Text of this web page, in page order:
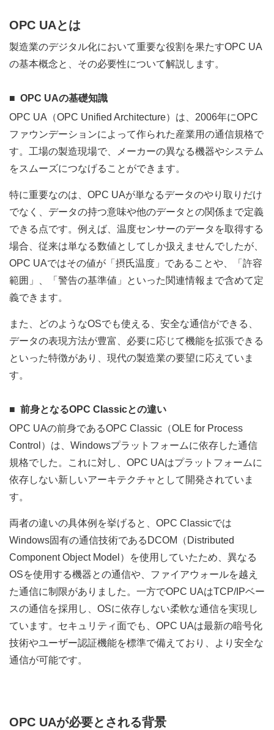
OPC UAとは
製造業のデジタル化において重要な役割を果たすOPC UA
の基本概念と、その必要性について解説します。
OPC UAの基礎知識
OPC UA（OPC Unified Architecture）は、2006年にOPC
ファウンデーションによって作られた産業用の通信規格で
す。工場の製造現場で、メーカーの異なる機器やシステム
をスムーズにつなげることができます。
特に重要なのは、OPC UAが単なるデータのやり取りだけ
でなく、データの持つ意味や他のデータとの関係まで定義
できる点です。例えば、温度センサーのデータを取得する
場合、従来は単なる数値としてしか扱えませんでしたが、
OPC UAではその値が「摂氏温度」であることや、「許容
範囲」、「警告の基準値」といった関連情報まで含めて定
義できます。
また、どのようなOSでも使える、安全な通信ができる、
データの表現方法が豊富、必要に応じて機能を拡張できる
といった特徴があり、現代の製造業の要望に応えていま
す。
前身となるOPC Classicとの違い
OPC UAの前身であるOPC Classic（OLE for Process
Control）は、Windowsプラットフォームに依存した通信
規格でした。これに対し、OPC UAはプラットフォームに
依存しない新しいアーキテクチャとして開発されていま
す。
両者の違いの具体例を挙げると、OPC Classicでは
Windows固有の通信技術であるDCOM（Distributed
Component Object Model）を使用していたため、異なる
OSを使用する機器との通信や、ファイアウォールを越え
た通信に制限がありました。一方でOPC UAはTCP/IPベー
スの通信を採用し、OSに依存しない柔軟な通信を実現し
ています。セキュリティ面でも、OPC UAは最新の暗号化
技術やユーザー認証機能を標準で備えており、より安全な
通信が可能です。
OPC UAが必要とされる背景